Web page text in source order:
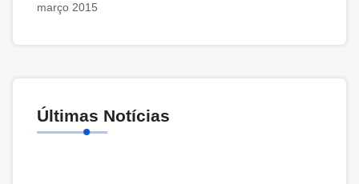
março 2015
Últimas Notícias